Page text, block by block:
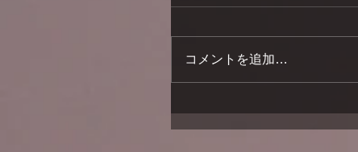
コメントを追加…